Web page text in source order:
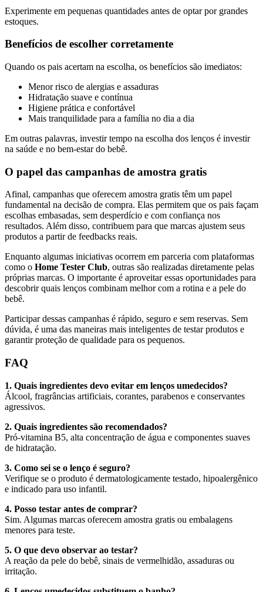
Experimente em pequenas quantidades antes de optar por grandes
estoques.
Benefícios de escolher corretamente
Quando os pais acertam na escolha, os benefícios são imediatos:
Menor risco de alergias e assaduras
Hidratação suave e contínua
Higiene prática e confortável
Mais tranquilidade para a família no dia a dia
Em outras palavras, investir tempo na escolha dos lenços é investir
na saúde e no bem-estar do bebê.
O papel das campanhas de amostra gratis
Afinal, campanhas que oferecem amostra gratis têm um papel
fundamental na decisão de compra. Elas permitem que os pais façam
escolhas embasadas, sem desperdício e com confiança nos
resultados. Além disso, contribuem para que marcas ajustem seus
produtos a partir de feedbacks reais.
Enquanto algumas iniciativas ocorrem em parceria com plataformas
como o Home Tester Club, outras são realizadas diretamente pelas
próprias marcas. O importante é aproveitar essas oportunidades para
descobrir quais lenços combinam melhor com a rotina e a pele do
bebê.
Participar dessas campanhas é rápido, seguro e sem reservas. Sem
dúvida, é uma das maneiras mais inteligentes de testar produtos e
garantir proteção de qualidade para os pequenos.
FAQ
1. Quais ingredientes devo evitar em lenços umedecidos?
Álcool, fragrâncias artificiais, corantes, parabenos e conservantes
agressivos.
2. Quais ingredientes são recomendados?
Pró-vitamina B5, alta concentração de água e componentes suaves
de hidratação.
3. Como sei se o lenço é seguro?
Verifique se o produto é dermatologicamente testado, hipoalergênico
e indicado para uso infantil.
4. Posso testar antes de comprar?
Sim. Algumas marcas oferecem amostra gratis ou embalagens
menores para teste.
5. O que devo observar ao testar?
A reação da pele do bebê, sinais de vermelhidão, assaduras ou
irritação.